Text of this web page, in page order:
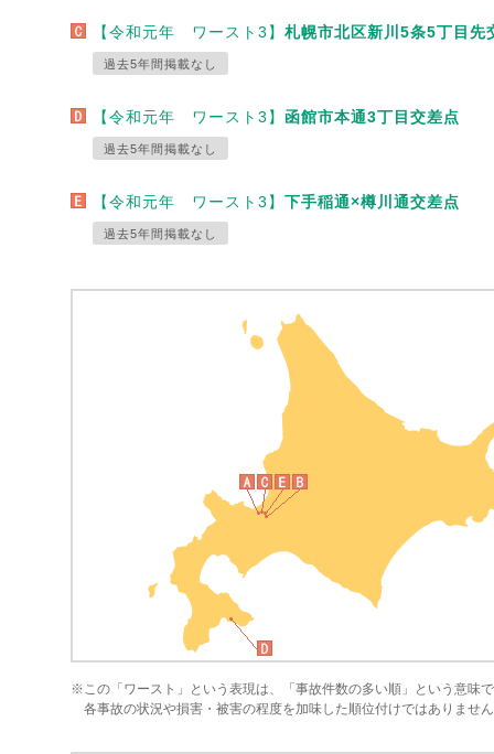
【令和元年 ワースト3】 札幌市北区新川5条5丁目先
過去5年間掲載なし
【令和元年 ワースト3】 函館市本通3丁目交差点
過去5年間掲載なし
【令和元年 ワースト3】 下手稲通×樽川通交差点
過去5年間掲載なし
※この「ワースト」という表現は、「事故件数の多い順」という意味
各事故の状況や損害・被害の程度を加味した順位付けではありませ